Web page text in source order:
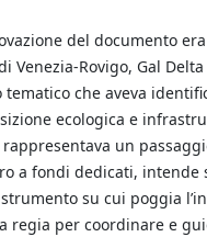
del documento
Venezia-Rovigo, Gal
che aveva
ecologica e
un
a fondi dedicati,
su cui poggia
regia per coordinare e